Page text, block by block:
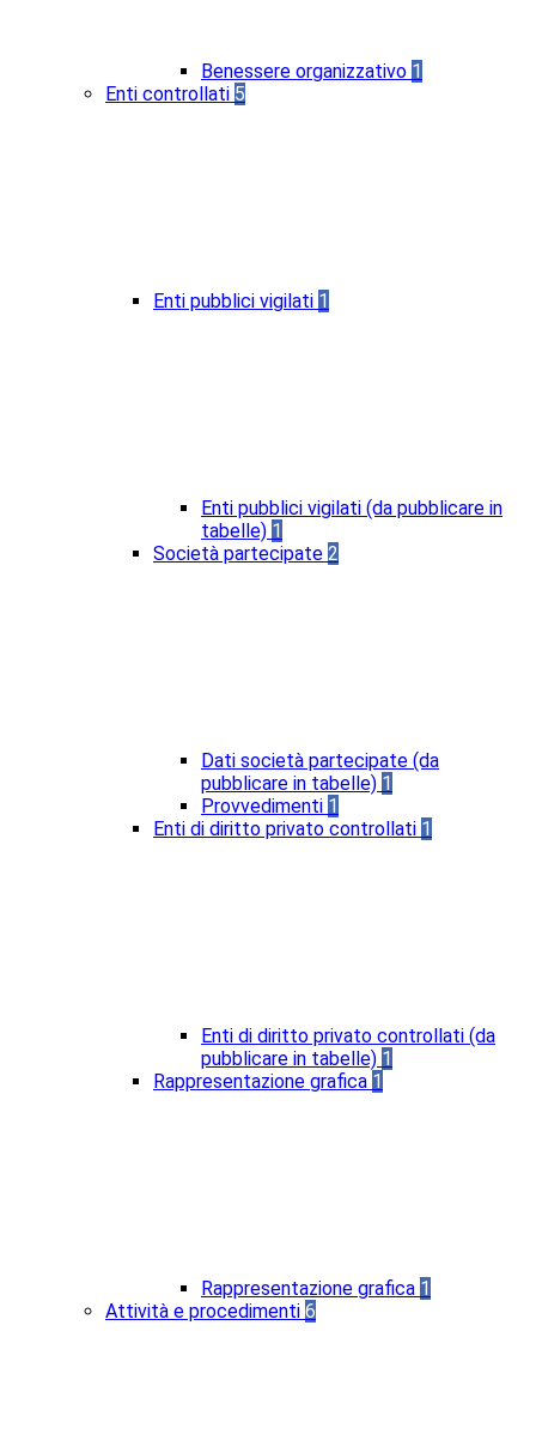
Benessere organizzativo 1
Enti controllati 5
Enti pubblici vigilati 1
Enti pubblici vigilati (da pubblicare in
tabelle) 1
Società partecipate 2
Dati società partecipate (da
pubblicare in tabelle) 1
Provvedimenti 1
Enti di diritto privato controllati 1
Enti di diritto privato controllati (da
pubblicare in tabelle) 1
Rappresentazione grafica 1
Rappresentazione grafica 1
Attività e procedimenti 6